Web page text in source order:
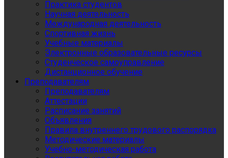
Практика студентов
Научная деятельность
Международная деятельность
Спортивная жизнь
Учебные материалы
Электронные образовательные ресурсы
Студенческое самоуправление
Дистанционное обучение
Преподавателям
Преподавателям
Аттестации
Расписание занятий
Объявления
Правила внутреннего трудового распорядка
Методические материалы
Учебно-методическая работа